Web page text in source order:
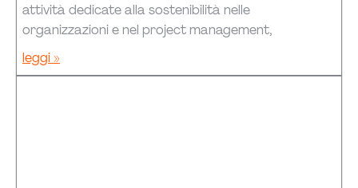
attività dedicate alla sostenibilità nelle
organizzazioni e nel project management,
leggi »